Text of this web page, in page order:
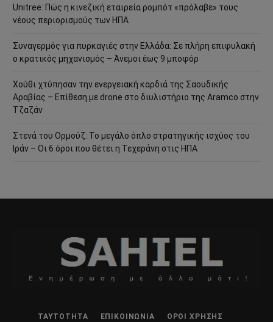
Unitree: Πώς η κινεζική εταιρεία ρομπότ «πρόλαβε» τους
νέους περιορισμούς των ΗΠΑ
Συναγερμός για πυρκαγιές στην Ελλάδα: Σε πλήρη επιφυλακή
ο κρατικός μηχανισμός – Άνεμοι έως 9 μποφόρ
Χούθι χτύπησαν την ενεργειακή καρδιά της Σαουδικής
Αραβίας – Επίθεση με drone στο διυλιστήριο της Aramco στην
Τζαζάν
Στενά του Ορμούζ: Το μεγάλο όπλο στρατηγικής ισχύος του
Ιράν – Οι 6 όροι που θέτει η Τεχεράνη στις ΗΠΑ
ΤΑΥΤΌΤΗΤΑ ΕΠΙΚΟΙΝΩΝΊΑ ΌΡΟΙ ΧΡΉΣΗΣ